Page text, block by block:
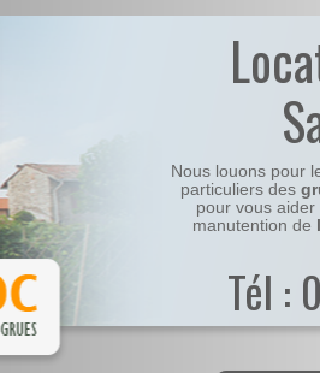
Nous louons pour
particuliers des
pour vous
manutention de
Tél :